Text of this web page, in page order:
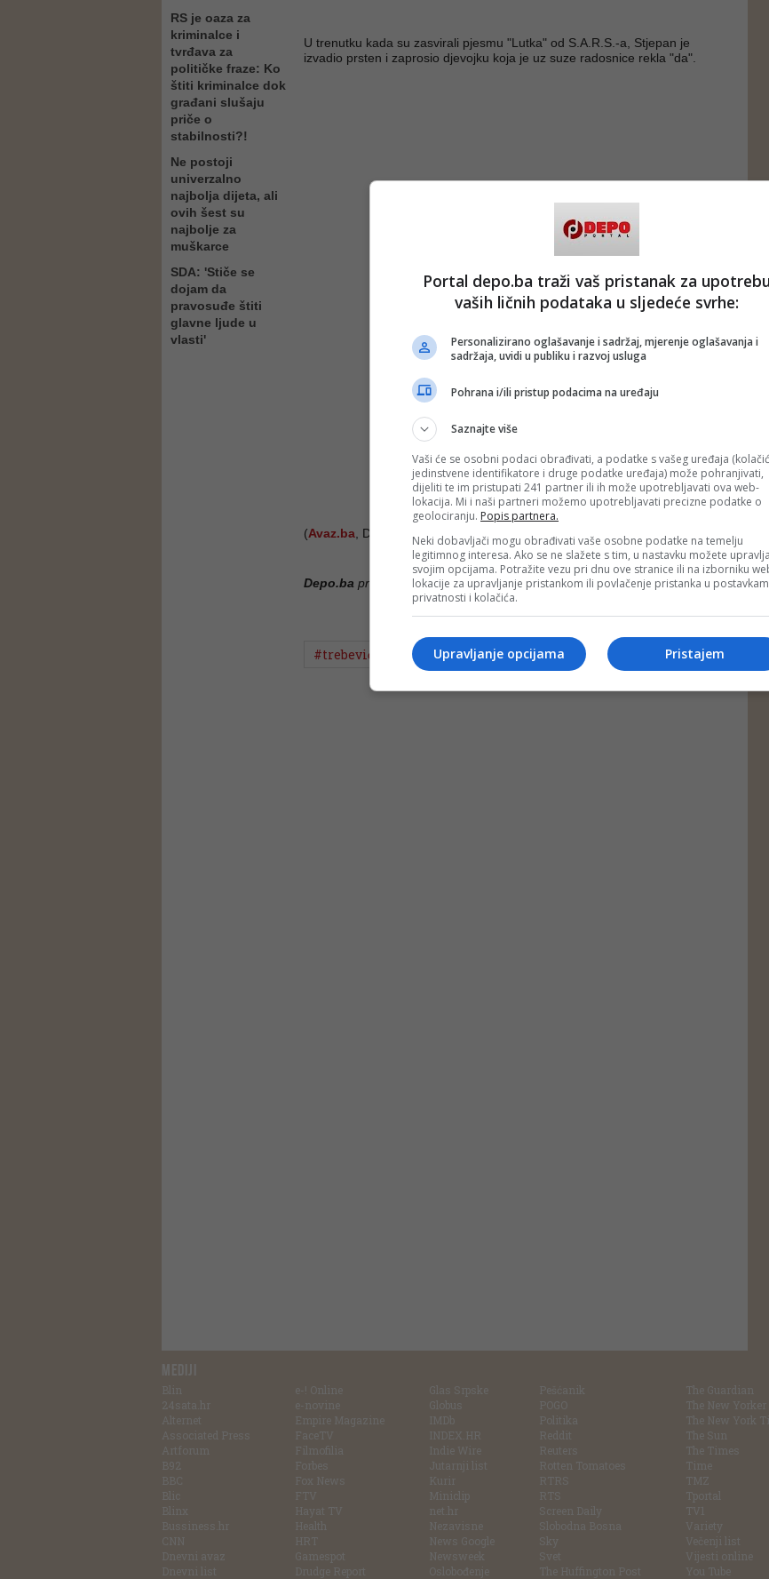
RS je oaza za
kriminalce i
tvrđava za
političke fraze: Ko
štiti kriminalce dok
građani slušaju
priče o
stabilnosti?!
Ne postoji
univerzalno
najbolja dijeta, ali
ovih šest su
najbolje za
muškarce
SDA: 'Stiče se
dojam da
pravosuđe štiti
glavne ljude u
vlasti'
U trenutku kada su zasvirali pjesmu "Lutka" od S.A.R.S.-a, Stjepan je
izvadio prsten i zaprosio djevojku koja je uz suze radosnice rekla "da".
(Avaz.ba , DEPO PORTAL, BLIN MAGAZIN/md)
Depo.ba pratite putem društvenih mrežaTwitteri Facebook
#trebevićka žičara #prosidba #lutka
MEDIJI
Blin
24sata.hr
Alternet
Associated Press
Artforum
B92
BBC
Blic
Blinx
Bussiness.hr
CNN
Dnevni avaz
Dnevni list
e-! Online
e-novine
Empire Magazine
FaceTV
Filmofilia
Forbes
Fox News
FTV
Hayat TV
Health
HRT
Gamespot
Drudge Report
Glas Srpske
Globus
IMDb
INDEX.HR
Indie Wire
Jutarnji list
Kurir
Miniclip
net.hr
Nezavisne
News Google
Newsweek
Oslobođenje
Pešćanik
POGO
Politika
Reddit
Reuters
Rotten Tomatoes
RTRS
RTS
Screen Daily
Slobodna Bosna
Sky
Svet
The Huffington Post
The Guardian
The New Yorker
The New York
The Sun
The Times
Time
TMZ
Tportal
TV1
Variety
Večenji list
Vijesti online
You Tube
Portal depo.ba traži vaš pristanak za upotrebu
vaših ličnih podataka u sljedeće svrhe:
Personalizirano oglašavanje i sadržaj, mjerenje oglašavanja i
sadržaja, uvidi u publiku i razvoj usluga
Pohrana i/ili pristup podacima na uređaju
Saznajte više
Vaši će se osobni podaci obrađivati, a podatke s vašeg uređaja
jedinstvene identifikatore i druge podatke uređaja) može pohranjivati,
dijeliti te im pristupati 241 partner ili ih može upotrebljavati ova web-
lokacija. Mi i naši partneri možemo upotrebljavati precizne podatke o
geolociranju. Popis partnera.
Neki dobavljači mogu obrađivati vaše osobne podatke na temelju
legitimnog interesa. Ako se ne slažete s tim, u nastavku možete
svojim opcijama. Potražite vezu pri dnu ove stranice ili na izborniku
lokacije za upravljanje pristankom ili povlačenje pristanka u
privatnosti i kolačića.
Pristajem
Upravljanje opcijama